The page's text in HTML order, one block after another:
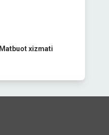
Matbuot xizmati